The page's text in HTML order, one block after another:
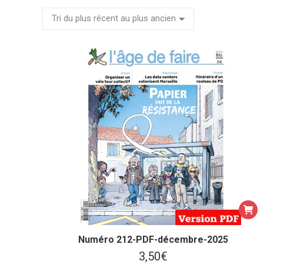
Numéro 212-PDF-décembre-2025
3,50€